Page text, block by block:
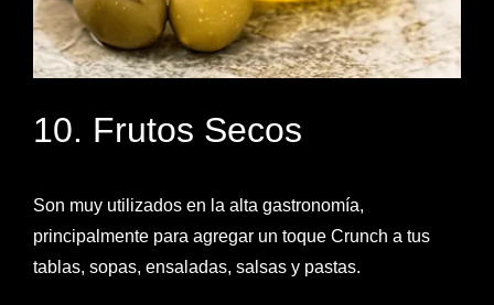
10. Frutos Secos
Son muy utilizados en la alta gastronomía,
principalmente para agregar un toque Crunch a tus
tablas, sopas, ensaladas, salsas y pastas.